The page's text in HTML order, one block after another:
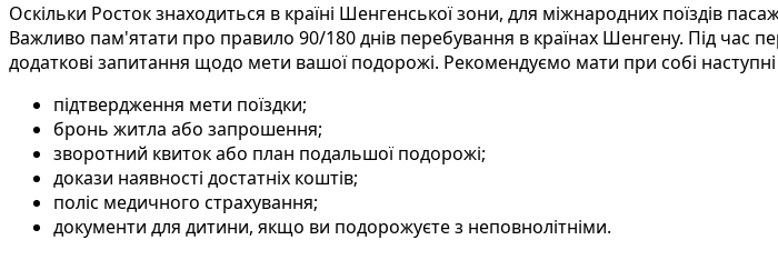
Оскільки Росток знаходиться в країні Шенгенської зони, для міжнародних поїздів
Важливо пам'ятати про правило 90/180 днів перебування в країнах Шенгену. Під час
додаткові запитання щодо мети вашої подорожі. Рекомендуємо мати при собі
підтвердження мети поїздки;
бронь житла або запрошення;
зворотний квиток або план подальшої подорожі;
докази наявності достатніх коштів;
поліс медичного страхування;
документи для дитини, якщо ви подорожуєте з неповнолітніми.